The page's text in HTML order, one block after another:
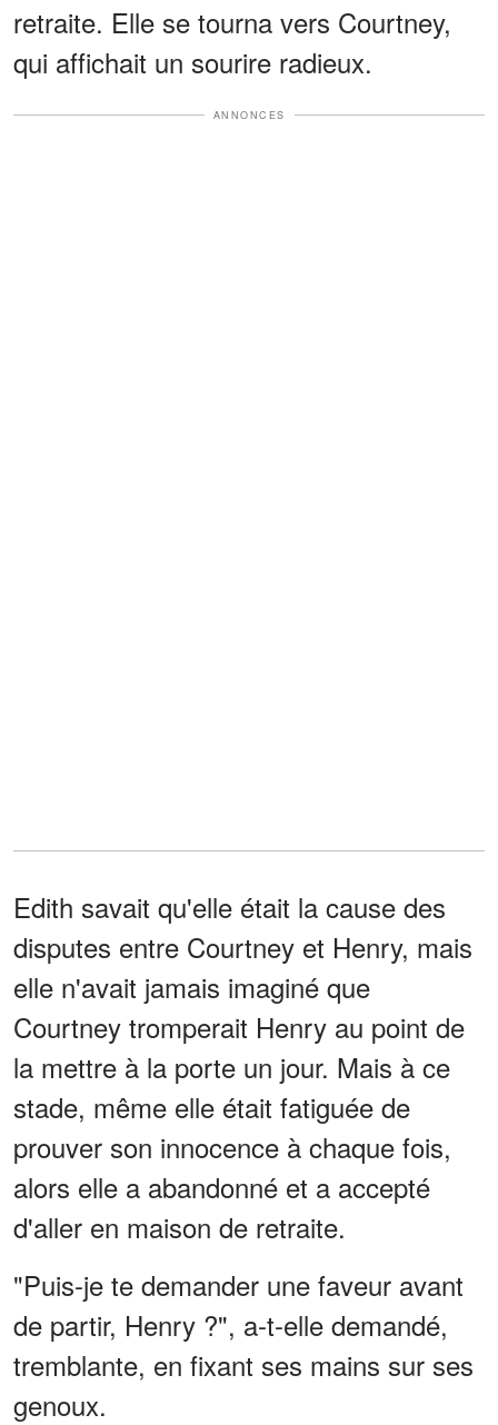
retraite. Elle se tourna vers Courtney,
qui affichait un sourire radieux.
ANNONCES
Edith savait qu'elle était la cause des
disputes entre Courtney et Henry, mais
elle n'avait jamais imaginé que
Courtney tromperait Henry au point de
la mettre à la porte un jour. Mais à ce
stade, même elle était fatiguée de
prouver son innocence à chaque fois,
alors elle a abandonné et a accepté
d'aller en maison de retraite.
"Puis-je te demander une faveur avant
de partir, Henry ?", a-t-elle demandé,
tremblante, en fixant ses mains sur ses
genoux.